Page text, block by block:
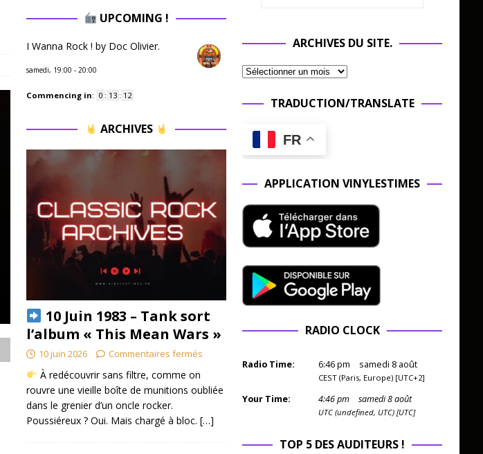
UPCOMING !
I Wanna Rock ! by Doc Olivier.
samedi, 19:00 - 20:00
Commencing in: 0 : 13 : 11
ARCHIVES
10 Juin 1983 – Tank sort
l’album « This Mean Wars »
10 juin 2026 Commentaires fermés
À redécouvrir sans filtre, comme on
rouvre une vieille boîte de munitions oubliée
dans le grenier d’un oncle rocker.
Poussiéreux ? Oui. Mais chargé à bloc. […]
ARCHIVES DU SITE.
TRADUCTION/TRANSLATE
FR
APPLICATION VINYLESTIMES
RADIO CLOCK
Radio Time: 6:46pm samedi 8 août
CEST (Paris, Europe) [UTC+2]
Your Time: 4:46pm samedi 8 août
UTC (undefined, UTC) [UTC]
TOP 5 DES AUDITEURS !